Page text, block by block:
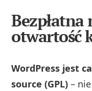
otwartość
WordPress jest
source (GPL) –